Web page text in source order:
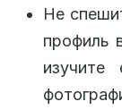
Не
профиль
изучите